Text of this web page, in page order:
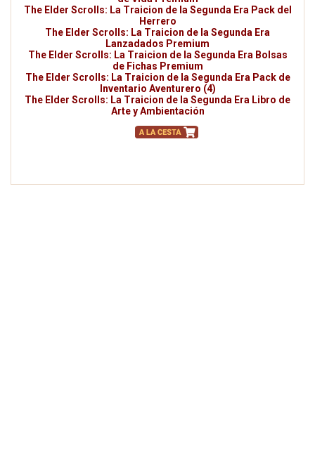
The Elder Scrolls: La Traicion de la Segunda Era Pack del
Herrero
The Elder Scrolls: La Traicion de la Segunda Era
Lanzadados Premium
The Elder Scrolls: La Traicion de la Segunda Era Bolsas
de Fichas Premium
The Elder Scrolls: La Traicion de la Segunda Era Pack de
Inventario Aventurero (4)
The Elder Scrolls: La Traicion de la Segunda Era Libro de
Arte y Ambientación